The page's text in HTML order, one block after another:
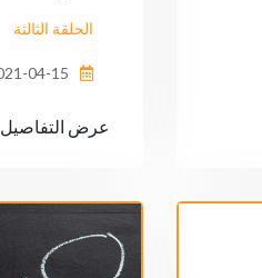
الحلقة الثالثة
عرض التفاصيل